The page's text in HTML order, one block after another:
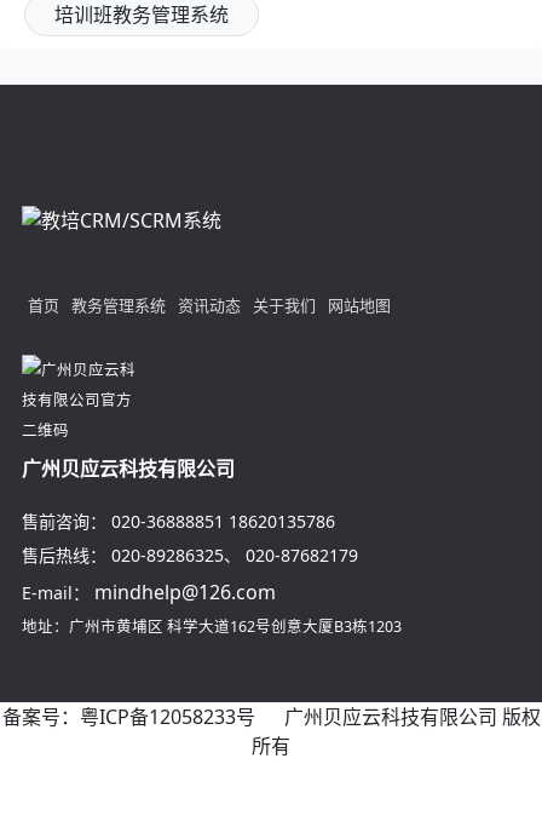
培训班教务管理系统
首页 教务管理系统 资讯动态 关于我们 网站地图
广州贝应云科技有限公司
售前咨询： 020-36888851 18620135786
售后热线：
020-89286325、 020-87682179
E-mail：
mindhelp@126.com
地址：广州市黄埔区 科学大道162号创意大厦B3栋1203
备案号： 粤ICP备12058233号 广州贝应云科技有限公司 版权
所有